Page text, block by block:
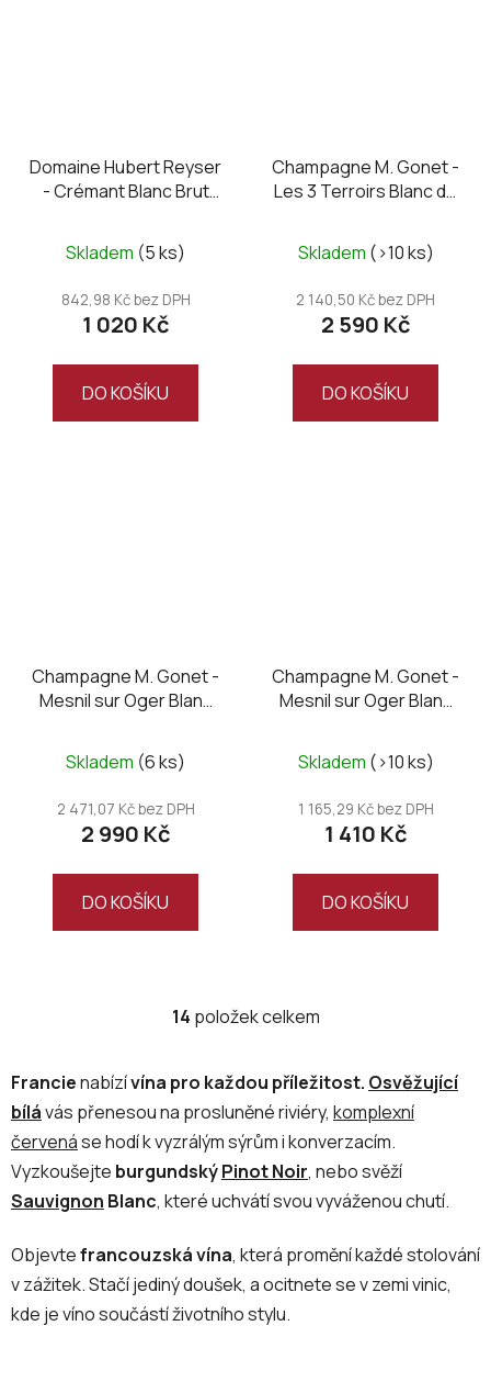
Domaine Hubert Reyser
- Crémant Blanc Brut
Skladem (5 ks)
842,98 Kč bez DPH
1 020 Kč
DO KOŠÍKU
Champagne M. Gonet -
Les 3 Terroirs Blanc de
MAGNUM
Skladem (>10 ks)
2 140,50 Kč bez DPH
2 590 Kč
DO KOŠÍKU
Champagne M. Gonet -
Mesnil sur Oger Blanc
2016, zero dosage
MAGNUM
Skladem (6 ks)
2 471,07 Kč bez DPH
2 990 Kč
DO KOŠÍKU
Champagne M. Gonet -
Mesnil sur Oger Blanc
2015, zero dosage
Skladem (>10 ks)
1 165,29 Kč bez DPH
1 410 Kč
DO KOŠÍKU
O
l
á
d
a
c
í
r
v
k
y
14 položek celkem
Francienabízívína pro každou příležitost. Osvěžující
bílávás přenesou na prosluněné riviéry, komplexní
červenáse hodí k vyzrálým sýrům i konverzacím.
Vyzkoušejte burgundskýPinot Noir, nebo svěží
Sauvignon Blanc, které uchvátí svou vyváženou chutí.
Objevtefrancouzská vína, která promění každé stolování
v zážitek. Stačí jediný doušek, a ocitnete se v zemi vinic,
kde je víno součástí životního stylu.